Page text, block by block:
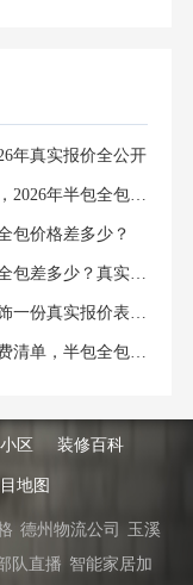
年真实报价全公开
西安老房翻新多少钱？110㎡大三居翻新，2026年半包全包价格明细清单
包价格差多少？
2026西安装修报价单，200平大平层半包全包差多少？真实避坑指南
2026西安装修报价｜130平大四居真实花费清单，半包全包价格全解析
区 装修百科
地图
德州物流公司
玉溪
队直播 智能家居加